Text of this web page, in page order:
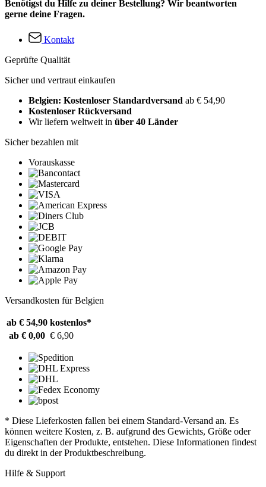
Benötigst du Hilfe zu deiner Bestellung? Wir beantworten
gerne deine Fragen.
Kontakt
Geprüfte Qualität
Sicher und vertraut einkaufen
Belgien: Kostenloser Standardversand ab € 54,90
Kostenloser Rückversand
Wir liefern weltweit in über 40 Länder
Sicher bezahlen mit
Vorauskasse
Versandkosten für Belgien
ab € 54,90 kostenlos*
ab € 0,00 € 6,90
* Diese Lieferkosten fallen bei einem Standard-Versand an. Es
können weitere Kosten, z. B. aufgrund des Gewichts, Größe oder
Eigenschaften der Produkte, entstehen. Diese Informationen findest
du direkt in der Produktbeschreibung.
Hilfe & Support